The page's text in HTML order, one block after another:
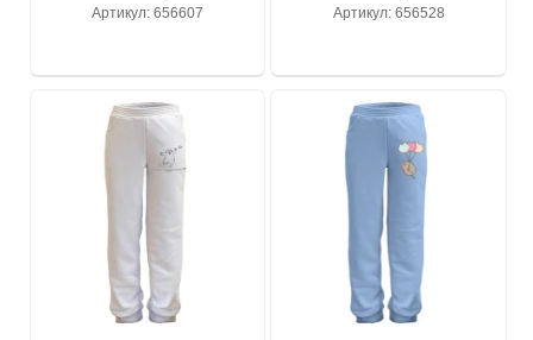
Артикул: 656607 Артикул: 656528